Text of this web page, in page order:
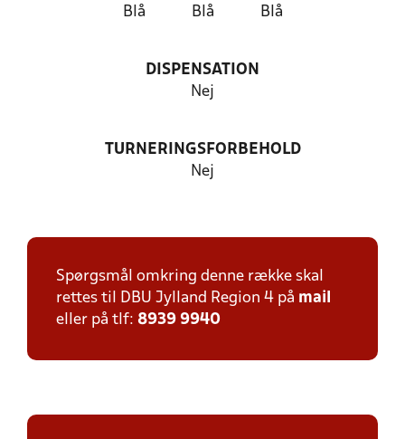
Blå Blå Blå
DISPENSATION
Nej
TURNERINGSFORBEHOLD
Nej
Spørgsmål omkring denne række skal
rettes til DBU Jylland Region 4 på mail
eller på tlf: 8939 9940